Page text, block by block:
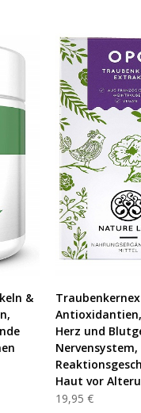
&
Herz und
Haut vor
19,95 €